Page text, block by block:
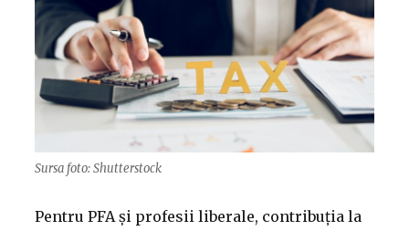
Sursa foto: Shutterstock
Pentru PFA și profesii liberale, contribuția la